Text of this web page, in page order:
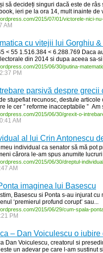
să decideți singuri dacă este de
ieri pe la ora 14, mult inainte de
2015/07/01/victorele-nici-nu-
AM
cu vitejii lui Gorghiu
< 55 1.516.384 < 6.288.769 Daca
din 2014 si dupa aceea sa-
2015/06/30/putina-
PM
parșivă despre
stupefiat recunosc, destule
le cer ” reforme inacceptabile ” Am
2015/06/30/grexit-o-
AM
al lui Crin Antonescu
meu individual ca senator să mă
cărora le-am spus anumite
2015/06/30/dreptul-
AM
imaginea lui Basescu
Basescu si Ponta s-au injurat
‘premierul profund corupt’ sau...
2015/06/29/cum-spala-
PM
– Dan Voiculescu o iubire
Dan Voiculescu, creatorul si
un adevar pe care l-am sustinut